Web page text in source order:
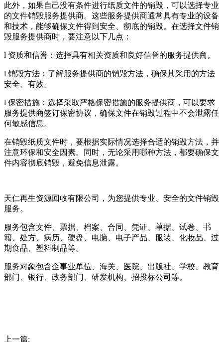
此外，如果自己没有条件进行纸质文件的销毁，可以选择专业
的文件销毁服务提供商。这些服务提供商通常具有专业的设备
和技术，能够确保文件得到安全、彻底的销毁。在选择文件销
毁服务提供商时，要注意以下几点：
l 资质和信誉：选择具有相关资质和良好信誉的服务提供商。
l 销毁方法：了解服务提供商的销毁方法，确保其采用的方法
安全、有效。
l 保密措施：选择采取严格保密措施的服务提供商，可以要求
服务提供商签订保密协议，确保文件在销毁过程中不会泄露任
何敏感信息。
在销毁纸质文件时，要根据实际情况选择合适的销毁方法，并
注意环保和安全因素。同时，无论采用哪种方法，都要确保文
件内容彻底销毁，避免信息泄露。
天仁再生资源回收有限公司，为您提供专业、安全的文件销毁
服务。
服务包含文件、票据、档案、合同、凭证、单据、试卷、书
籍、处方、病历、硬盘、电脑、电子产品、服装、化妆品、过
期食品、塑料制品等。
服务对象包含企事业单位、海关、医院、出版社、学校、教育
部门、银行、政务部门、研发机构、招投标公司等。
上一篇: